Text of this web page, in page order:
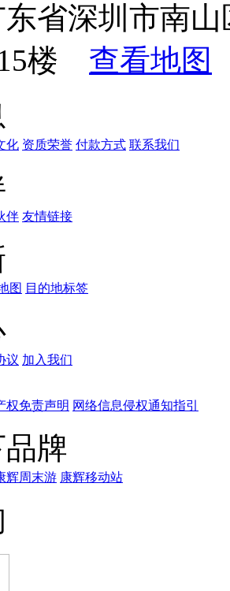
省深圳市南
楼 查看地图
化 资质荣誉 付款方式 联系我们
伴 友情链接
图 目的地标签
议 加入我们
权免责声明 网络信息侵权通知指引
牌
辉周末游 康辉移动站